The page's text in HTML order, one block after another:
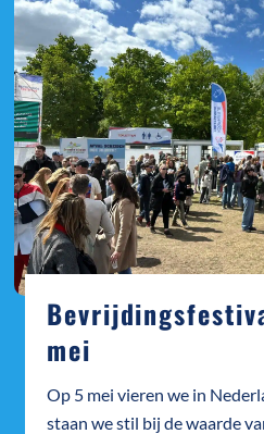
mei
Op 5 mei vieren we in
staan we stil bij de waarde